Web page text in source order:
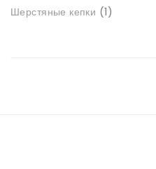
Шерстяные кепки
1товар